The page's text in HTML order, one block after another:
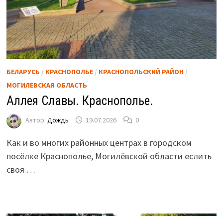
БЕЛАРУСЬ / КРАСНОПОЛЬЕ/ КРАСНОПОЛЬСКИЙ РАЙОН/
МОГИЛЕВСКАЯ ОБЛАСТЬ
Аллея Славы. Краснополье.
Автор: Дождь 19.07.2026 0
Как и во многих районных центрах в городском
посёлке Краснополье, Могилёвской области еслить
своя …